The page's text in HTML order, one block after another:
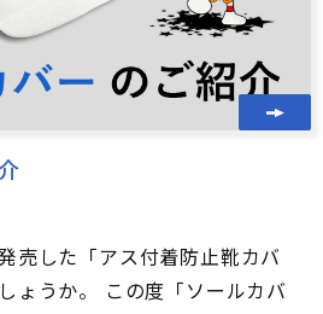
売した「アス付着防止靴カバ
ょうか。 この度「ソールカバ